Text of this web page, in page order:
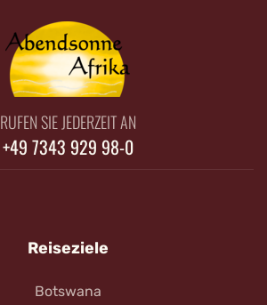
RUFEN SIE JEDERZEIT AN
+49 7343 929 98-0
Reiseziele
Botswana